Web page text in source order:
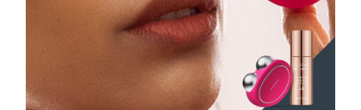
Consegna stimata8/19/26
Consegna stimata8/12/26
Singapore Consegna stimata8/13/26